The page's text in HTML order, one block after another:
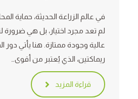
في عالم الزراعة الحديثة، حماية
لم تعد مجرد اختيار، بل هي ضرورة
عالية وجودة ممتازة. هنا يأتي دور
ريماكتين، الذي يُعتبر من أقوى…
قراءة المزيد